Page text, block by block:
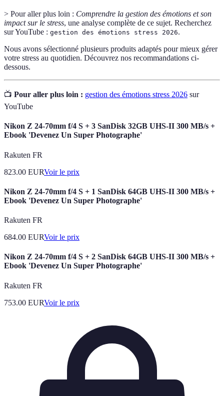
> Pour aller plus loin : Comprendre la gestion des émotions et son
impact sur le stress, une analyse complète de ce sujet. Recherchez
sur YouTube : gestion des émotions stress 2026.
Nous avons sélectionné plusieurs produits adaptés pour mieux gérer
votre stress au quotidien. Découvrez nos recommandations ci-
dessous.
📺 Pour aller plus loin : gestion des émotions stress 2026 sur
YouTube
Nikon Z 24-70mm f/4 S + 3 SanDisk 32GB UHS-II 300 MB/s +
Ebook 'Devenez Un Super Photographe'
Rakuten FR
823.00 EURVoir le prix
Nikon Z 24-70mm f/4 S + 1 SanDisk 64GB UHS-II 300 MB/s +
Ebook 'Devenez Un Super Photographe'
Rakuten FR
684.00 EURVoir le prix
Nikon Z 24-70mm f/4 S + 2 SanDisk 64GB UHS-II 300 MB/s +
Ebook 'Devenez Un Super Photographe'
Rakuten FR
753.00 EURVoir le prix